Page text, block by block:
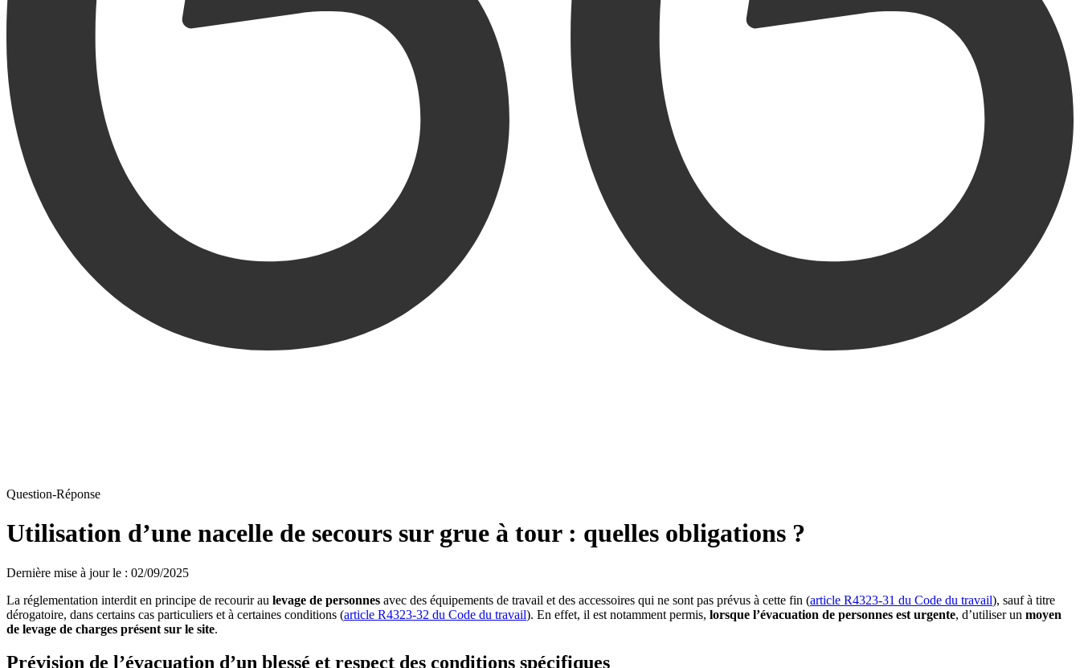
Question-Réponse
Utilisation d’une nacelle de secours sur grue à tour : quelles obligations ?
Dernière mise à jour le : 02/09/2025
La réglementation interdit en principe de recourir au levage de personnes avec des équipements de travail et des accessoires qui ne sont pas prévus à cette fin (article R4323-31 du Code du travail), sauf à titre
dérogatoire, dans certains cas particuliers et à certaines conditions (article R4323-32 du Code du travail). En effet, il est notamment permis, lorsque l’évacuation de personnes est urgente, d’utiliser un moyen
de levage de charges présent sur le site.
Prévision de l’évacuation d’un blessé et respect des conditions spécifiques